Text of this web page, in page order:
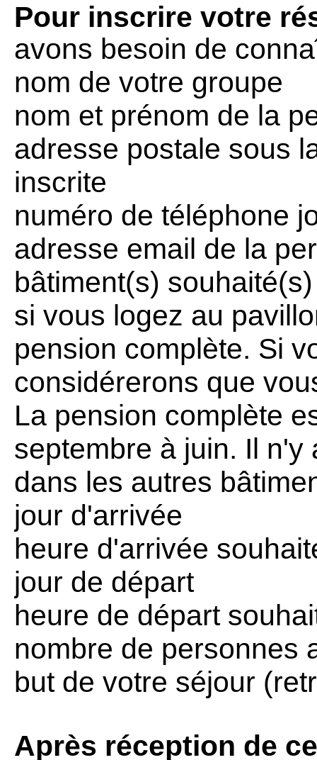
Pour inscrire votre
avons besoin de
nom de votre groupe
nom et prénom de la
adresse postale sous
inscrite
numéro de téléphone
adresse email de la
bâtiment(s) souhaité(s)
si vous logez au
pension complète. Si
considérerons que
La pension complète
septembre à juin. Il
dans les autres
jour d'arrivée
heure d'arrivée
jour de départ
heure de départ
nombre de personnes
but de votre séjour
Après réception de